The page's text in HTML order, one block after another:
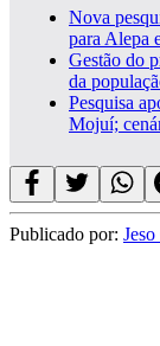
Nova
para Alepa
Gestão do
da
Pesquisa
Mojuí;
Publicado por: